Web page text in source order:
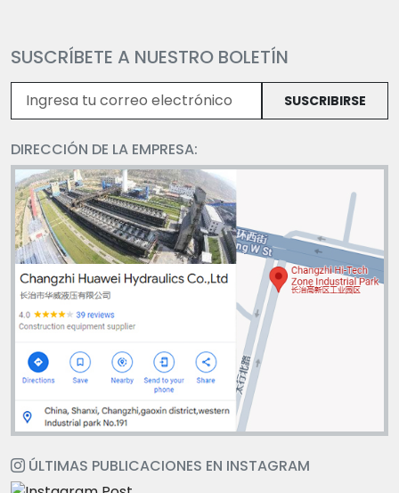
SUSCRÍBETE A NUESTRO BOLETÍN
SUSCRIBIRSE
DIRECCIÓN DE LA EMPRESA:
ÚLTIMAS PUBLICACIONES EN INSTAGRAM